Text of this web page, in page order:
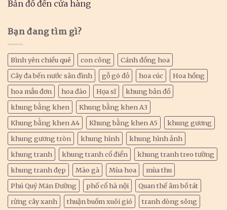
Bản đồ đến cửa hàng
Bạn đang tìm gì?
Bình yên chiều quê con công
Cánh đồng hoa
Cây đa bến nước sân đình
gỗ gõ đỏ hoa cúc
Hoa hồng
hoa mẫu đơn
hoa đào Họa sĩ
khung bản đồ
khung bằng khen
Khung bằng khen A3
Khung bằng khen A4
Khung bằng khen A5
khung gương
khung gương tròn
khung hình
khung hình ảnh
khung tranh
khung tranh cổ điển
khung tranh treo tường
khung tranh đẹp
Mào gà Mùa hoa
mùa thu
Phú Quý Mãn Đường
phố cổ hà nội
Quan thế âm bồ tát
rừng cây xanh
thuận buồm xuôi gió
tranh dòng sông